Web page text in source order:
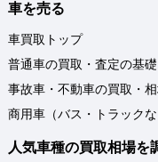
車を売る
車買取トップ
普通車の買取・査定の基礎
事故車・不動車の買取・
商用車（バス・トラック
人気車種の買取相場を